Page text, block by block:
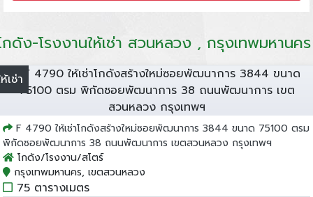
กดัง-โรงงานให้เช่า สวนหลวง , กรุงเทพมหานคร
เช่า
F 4790 ให้เช่าโกดังสร้างใหม่ซอยพัฒนาการ 3844 ขนาด 75100 ตรม
พิกัดซอยพัฒนาการ 38 ถนนพัฒนาการ เขตสวนหลวง กรุงเทพฯ
โกดัง/โรงงาน/สโตร์
กรุงเทพมหานคร, เขตสวนหลวง
75 ตารางเมตร